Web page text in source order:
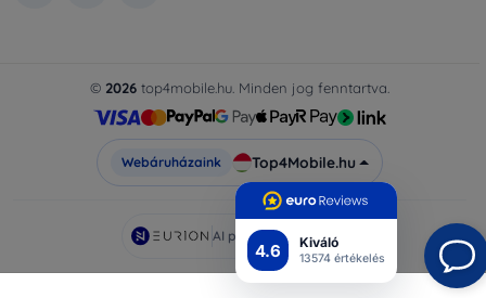
4.6 Kiváló
13574 értékelés
© 2026 top4mobile.hu. Minden jog fenntartva.
Webáruházaink Top4Mobile.hu
AI powered byEurion